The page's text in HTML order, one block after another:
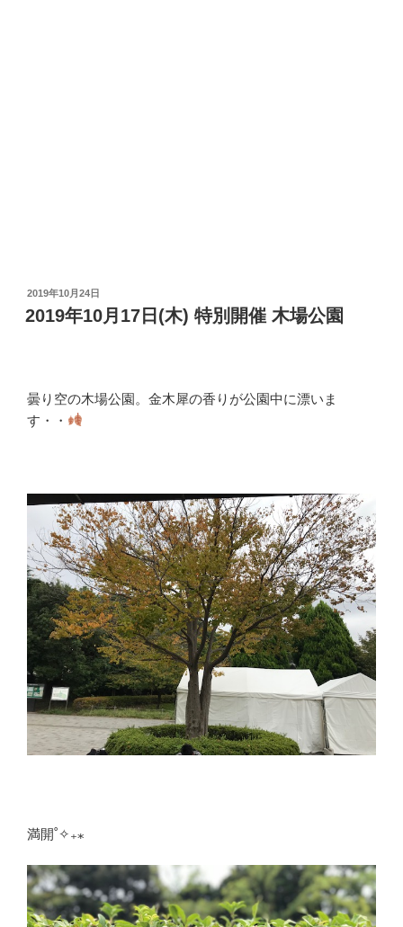
投
稿
日:
2019年10月24日
2019年10月17日(木) 特別開催 木場公園
曇り空の木場公園。金木犀の香りが公園中に漂いま
す・・
満開˚✧₊⁎